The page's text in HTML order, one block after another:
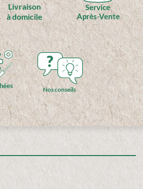
Livraison
à domicile
Service
Après-Vente
?
Nos conseils